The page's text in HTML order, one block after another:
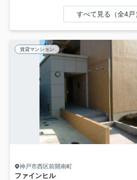
すべて見る（全4戸
賃貸マンション
神戸市西区前開南町
ファインヒル